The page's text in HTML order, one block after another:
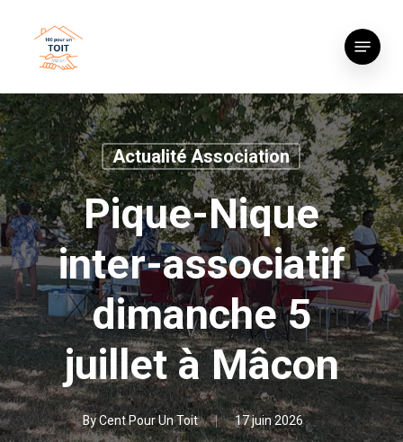
Menu
Actualité Association
Pique-Nique
inter-associatif
dimanche 5
juillet à Mâcon
ByCent Pour Un Toit 17 juin 2026